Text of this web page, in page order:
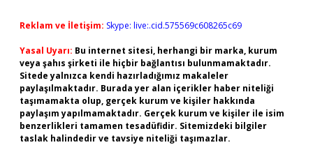
Reklam ve İletişim: Skype: live:.cid.575569c608265c69
Yasal Uyarı: Bu internet sitesi, herhangi bir marka, kurum
veya şahıs şirketi ile hiçbir bağlantısı bulunmamaktadır.
Sitede yalnızca kendi hazırladığımız makaleler
paylaşılmaktadır. Burada yer alan içerikler haber niteliği
taşımamakta olup, gerçek kurum ve kişiler hakkında
paylaşım yapılmamaktadır. Gerçek kurum ve kişiler ile isim
benzerlikleri tamamen tesadüfidir. Sitemizdeki bilgiler
taslak halindedir ve tavsiye niteliği taşımazlar.